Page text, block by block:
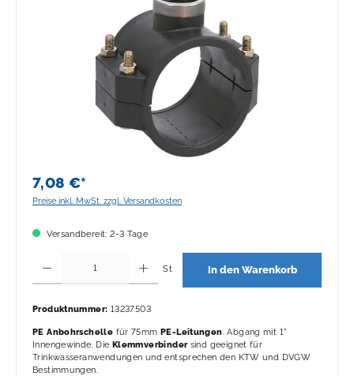
7,08 €*
Preise inkl. MwSt. zzgl. Versandkosten
Versandbereit: 2-3 Tage
St In den Warenkorb
Produktnummer: 13237503
PE Anbohrschelle für 75mm PE-Leitungen. Abgang mit 1"
Innengewinde. Die Klemmverbinder sind geeignet für
Trinkwasseranwendungen und entsprechen den KTW und DVGW
Bestimmungen.